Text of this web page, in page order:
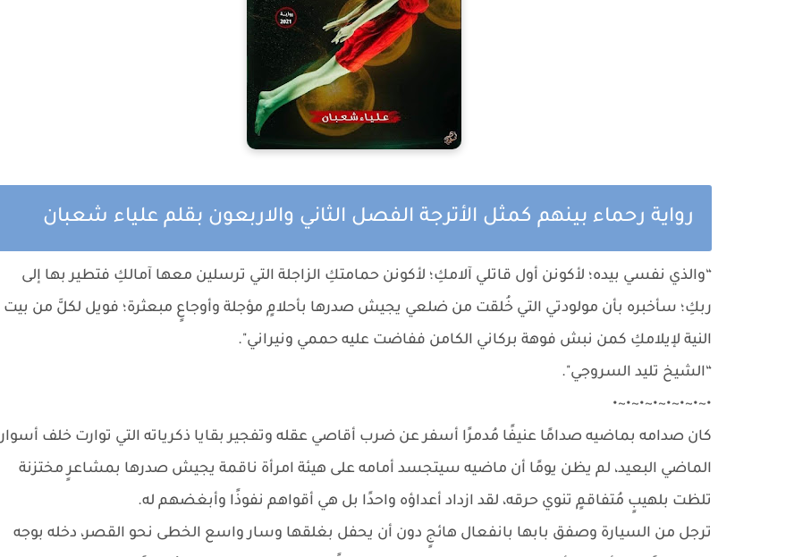
رواية رحماء بينهم كمثل الأترجة الفصل الثاني والاربعون بقلم علياء شعبان
“والذي نفسي بيده؛ لأكونن أول قاتلي آلامكِ؛ لأكونن حمامتكِ الزاجلة التي ترسلين معها آمالكِ فتطير بها إلى
ربكِ؛ سأخبره بأن مولودتي التي خُلقت من ضلعي يجيش صدرها بأحلامٍ مؤجلة وأوجاعٍ مبعثرة؛ فويل لكلَّ من بيت
النية لإيلامكِ كمن نبش فوهة بركاني الكامن ففاضت عليه حممي ونيراني".
“الشيخ تليد السروجي".
•~•~•~•~•~•~•~•
كان صدامه بماضيه صدامًا عنيفًا مُدمرًا أسفر عن ضرب أقاصي عقله وتفجير بقايا ذكرياته التي توارت خلف أسوار
الماضي البعيد، لم يظن يومًا أن ماضيه سيتجسد أمامه على هيئة امرأة ناقمة يجيش صدرها بمشاعرٍ مختزنة
تلظت بلهيبٍ مُتفاقمٍ تنوي حرقه، لقد ازداد أعداؤه واحدًا بل هي أقواهم نفوذًا وأبغضهم له.
ترجل من السيارة وصفق بابها بانفعال هائجٍ دون أن يحفل بغلقها وسار واسع الخطى نحو القصر، دخله بوجه